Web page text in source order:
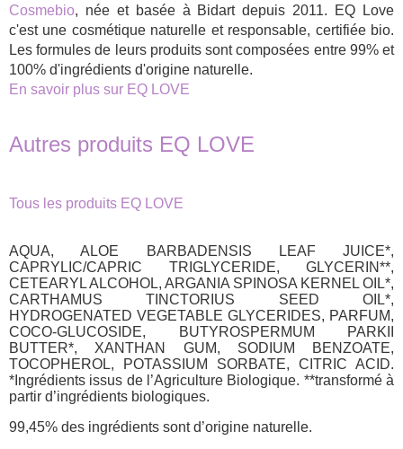
Cosmebio, née et basée à Bidart depuis 2011. EQ Love
c'est une cosmétique naturelle et responsable, certifiée bio.
Les formules de leurs produits sont composées entre 99% et
100% d'ingrédients d'origine naturelle.
En savoir plus sur EQ LOVE
Autres produits EQ LOVE
Tous les produits EQ LOVE
AQUA, ALOE BARBADENSIS LEAF JUICE*,
CAPRYLIC/CAPRIC TRIGLYCERIDE, GLYCERIN**,
CETEARYL ALCOHOL, ARGANIA SPINOSA KERNEL OIL*,
CARTHAMUS TINCTORIUS SEED OIL*,
HYDROGENATED VEGETABLE GLYCERIDES, PARFUM,
COCO-GLUCOSIDE, BUTYROSPERMUM PARKII
BUTTER*, XANTHAN GUM, SODIUM BENZOATE,
TOCOPHEROL, POTASSIUM SORBATE, CITRIC ACID.
*Ingrédients issus de l’Agriculture Biologique. **transformé à
partir d’ingrédients biologiques.
99,45% des ingrédients sont d’origine naturelle.